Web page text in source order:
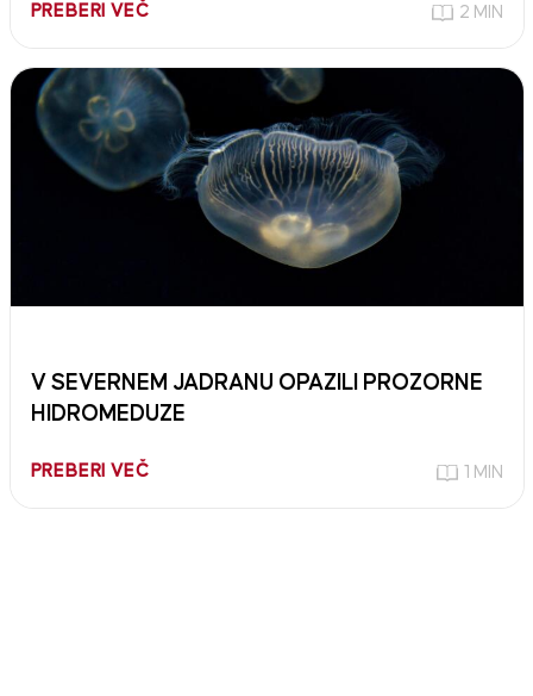
PREBERI VEČ 2 MIN
V SEVERNEM JADRANU OPAZILI PROZORNE
HIDROMEDUZE
PREBERI VEČ 1 MIN